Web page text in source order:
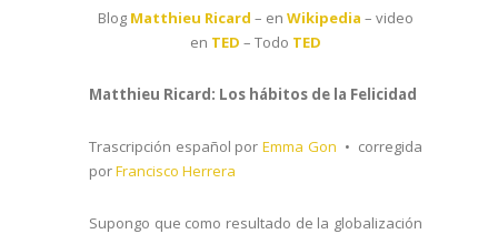
Blog Matthieu Ricard – en Wikipedia – video
en TED – Todo TED
Matthieu Ricard: Los hábitos de la Felicidad
Trascripción español por Emma Gon • corregida
porFrancisco Herrera
Supongo que como resultado de la globalización